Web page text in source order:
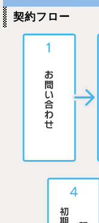
契約フロー